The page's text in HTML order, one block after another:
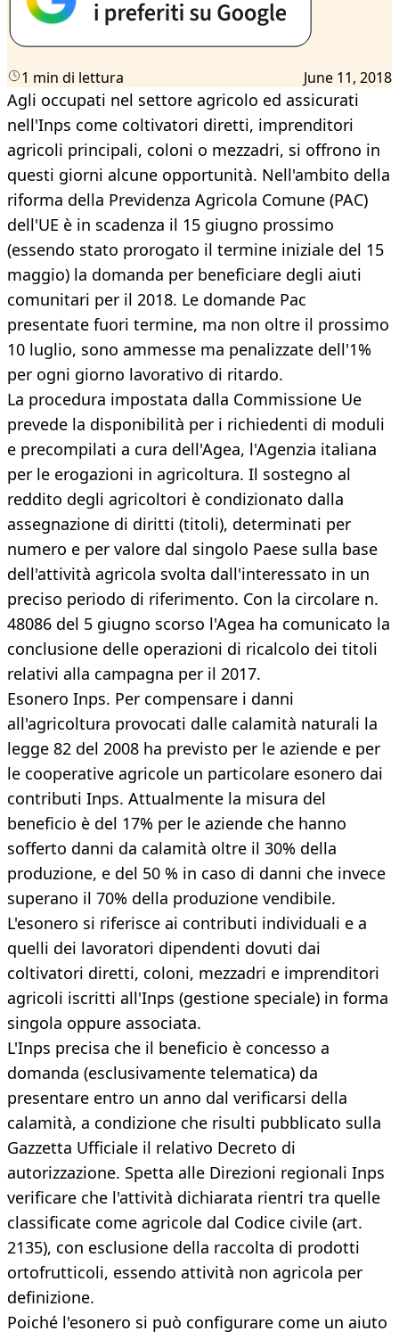
1 min di lettura June 11, 2018
Agli occupati nel settore agricolo ed assicurati
nell'Inps come coltivatori diretti, imprenditori
agricoli principali, coloni o mezzadri, si offrono in
questi giorni alcune opportunità. Nell'ambito della
riforma della Previdenza Agricola Comune (PAC)
dell'UE è in scadenza il 15 giugno prossimo
(essendo stato prorogato il termine iniziale del 15
maggio) la domanda per beneficiare degli aiuti
comunitari per il 2018. Le domande Pac
presentate fuori termine, ma non oltre il prossimo
10 luglio, sono ammesse ma penalizzate dell'1%
per ogni giorno lavorativo di ritardo.
La procedura impostata dalla Commissione Ue
prevede la disponibilità per i richiedenti di moduli
e precompilati a cura dell'Agea, l'Agenzia italiana
per le erogazioni in agricoltura. Il sostegno al
reddito degli agricoltori è condizionato dalla
assegnazione di diritti (titoli), determinati per
numero e per valore dal singolo Paese sulla base
dell'attività agricola svolta dall'interessato in un
preciso periodo di riferimento. Con la circolare n.
48086 del 5 giugno scorso l'Agea ha comunicato la
conclusione delle operazioni di ricalcolo dei titoli
relativi alla campagna per il 2017.
Esonero Inps. Per compensare i danni
all'agricoltura provocati dalle calamità naturali la
legge 82 del 2008 ha previsto per le aziende e per
le cooperative agricole un particolare esonero dai
contributi Inps. Attualmente la misura del
beneficio è del 17% per le aziende che hanno
sofferto danni da calamità oltre il 30% della
produzione, e del 50 % in caso di danni che invece
superano il 70% della produzione vendibile.
L'esonero si riferisce ai contributi individuali e a
quelli dei lavoratori dipendenti dovuti dai
coltivatori diretti, coloni, mezzadri e imprenditori
agricoli iscritti all'Inps (gestione speciale) in forma
singola oppure associata.
L'Inps precisa che il beneficio è concesso a
domanda (esclusivamente telematica) da
presentare entro un anno dal verificarsi della
calamità, a condizione che risulti pubblicato sulla
Gazzetta Ufficiale il relativo Decreto di
autorizzazione. Spetta alle Direzioni regionali Inps
verificare che l'attività dichiarata rientri tra quelle
classificate come agricole dal Codice civile (art.
2135), con esclusione della raccolta di prodotti
ortofrutticoli, essendo attività non agricola per
definizione.
Poiché l'esonero si può configurare come un aiuto